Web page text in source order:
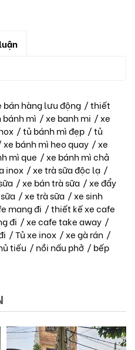
bán hàng lưu động /thiết
bánh mì /xe banh mi /xe
/tủ bánh mì đẹp /tủ
xe bánh mì heo quay /xe
mì que /xe bánh mì chả
inox /xe trà sữa độc lạ /
/xe bán trà sữa /xe đẩy
/xe trà sữa /xe sinh
mang đi /thiết kế xe cafe
đi /xe cafe take away /
/Tủ xe inox /xe gà rán /
tiếu / nồi nấu phở / bếp